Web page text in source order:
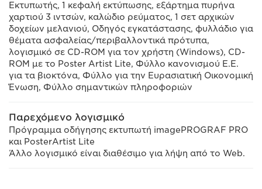
Εκτυπωτής, 1 κεφαλή εκτύπωσης, εξάρτημα πυρήνα
χαρτιού 3 ιντσών, καλώδιο ρεύματος, 1 σετ αρχικών
δοχείων μελανιού, Οδηγός εγκατάστασης, φυλλάδιο για
θέματα ασφαλείας/περιβαλλοντικά πρότυπα,
λογισμικό σε CD-ROM για τον χρήστη (Windows), CD-
ROM με το Poster Artist Lite, Φύλλο κανονισμού Ε.Ε.
για τα βιοκτόνα, Φύλλο για την Ευρασιατική Οικονομική
Ένωση, Φύλλο σημαντικών πληροφοριών
Παρεχόμενο λογισμικό
Πρόγραμμα οδήγησης εκτυπωτή imagePROGRAF PRO
και PosterArtist Lite
Άλλο λογισμικό είναι διαθέσιμο για λήψη από το Web.